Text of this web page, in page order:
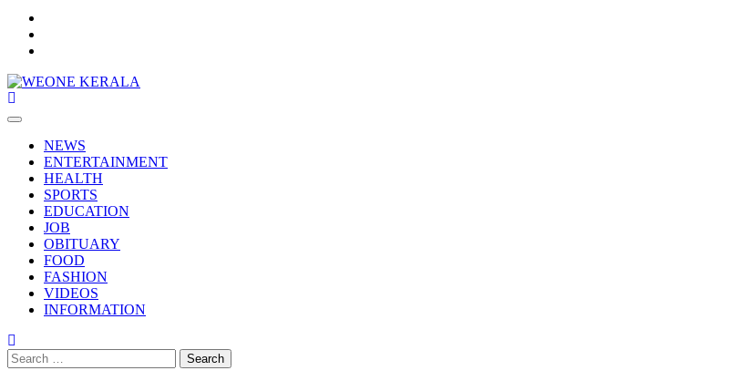
Primary
NEWS
ENTERTAINMENT
HEALTH
SPORTS
EDUCATION
JOB
OBITUARY
FOOD
FASHION
VIDEOS
INFORMATION
Search
for: